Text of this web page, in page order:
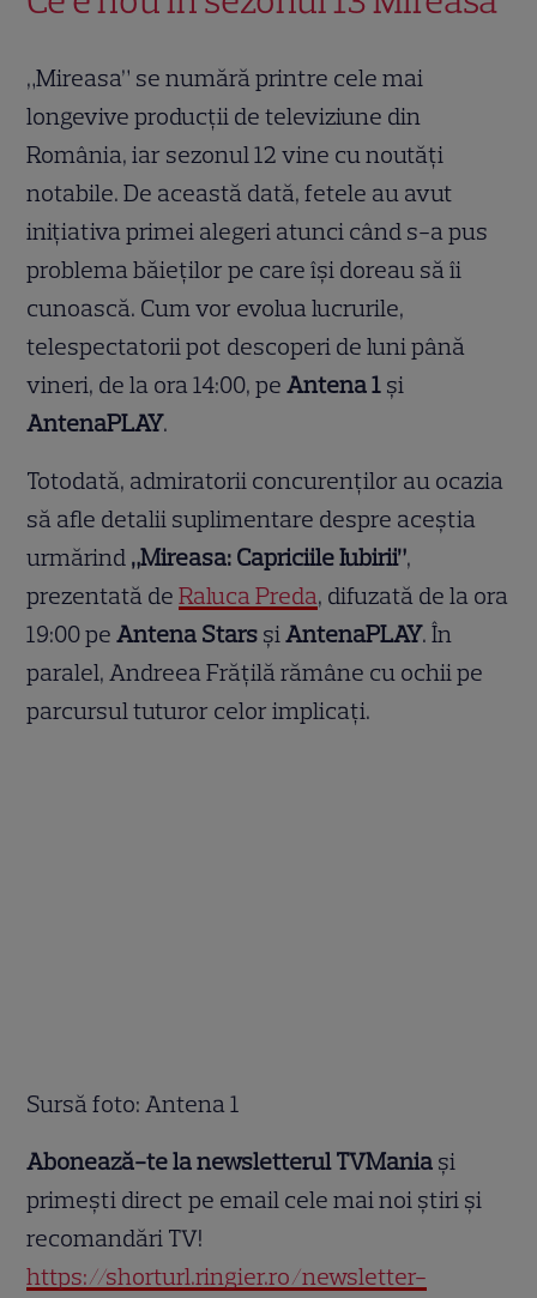
„Mireasa” se numără printre cele mai
longevive producții de televiziune din
România, iar sezonul 12 vine cu noutăți
notabile. De această dată, fetele au avut
inițiativa primei alegeri atunci când s-a pus
problema băieților pe care își doreau să îi
cunoască. Cum vor evolua lucrurile,
telespectatorii pot descoperi de luni până
vineri, de la ora 14:00, peAntena 1 și
AntenaPLAY.
Totodată, admiratorii concurenților au ocazia
să afle detalii suplimentare despre aceștia
urmărind „Mireasa: Capriciile Iubirii”,
prezentată deRaluca Preda, difuzată de la ora
19:00 peAntena Stars șiAntenaPLAY. În
paralel, Andreea Frățilă rămâne cu ochii pe
parcursul tuturor celor implicați.
Sursă foto: Antena 1
Abonează-te la newsletterul TVMania și
primești direct pe email cele mai noi știri și
recomandări TV!
https://shorturl.ringier.ro/newsletter-